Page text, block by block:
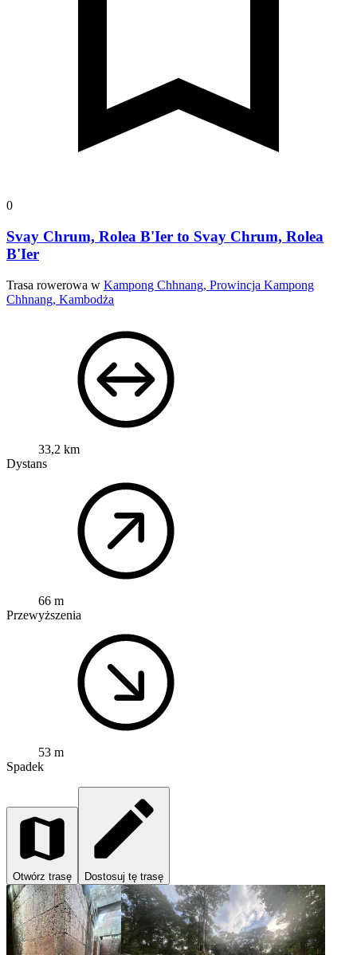
0
Svay Chrum, Rolea B'Ier to Svay Chrum, Rolea
B'Ier
Trasa rowerowa w Kampong Chhnang, Prowincja Kampong
Chhnang, Kambodża
33,2 km
Dystans
66 m
Przewyższenia
53 m
Spadek
Otwórz trasę Dostosuj tę trasę